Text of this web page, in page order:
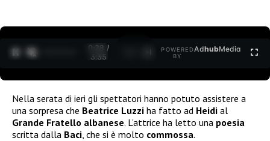
0:30 /
3:35
POWERED
BY
AdhubMedia
Nella serata di ieri gli spettatori hanno potuto assistere a
una sorpresa che Beatrice Luzzi ha fatto ad Heidi al
Grande Fratello albanese. L’attrice ha letto una poesia
scritta dalla Baci , che si è molto commossa.